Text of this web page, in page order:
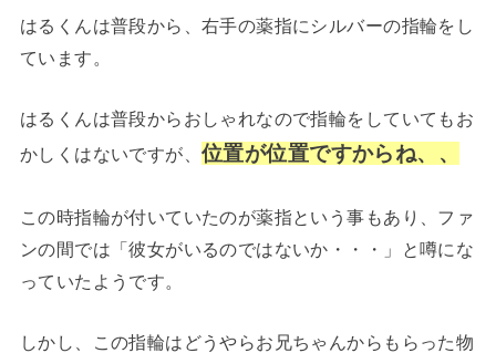
はるくんは普段から、右手の薬指にシルバーの指輪をし
ています。
はるくんは普段からおしゃれなので指輪をしていてもお
かしくはないですが、位置が位置ですからね、、
この時指輪が付いていたのが薬指という事もあり、ファ
ンの間では「彼女がいるのではないか・・・」と噂にな
っていたようです。
しかし、この指輪はどうやらお兄ちゃんからもらった物